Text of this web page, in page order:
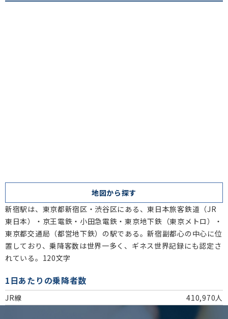
地図から探す
新宿駅は、東京都新宿区・渋谷区にある、東日本旅客鉄道（JR
東日本）・京王電鉄・小田急電鉄・東京地下鉄（東京メトロ）・
東京都交通局（都営地下鉄）の駅である。新宿副都心の中心に位
置しており、乗降客数は世界一多く、ギネス世界記録にも認定さ
れている。120文字
1日あたりの乗降者数
JR線 410,970人